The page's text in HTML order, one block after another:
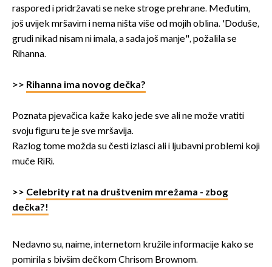
raspored i pridržavati se neke stroge prehrane. Međutim,
još uvijek mršavim i nema ništa više od mojih oblina. 'Doduše,
grudi nikad nisam ni imala, a sada još manje", požalila se
Rihanna.
>> Rihanna ima novog dečka?
Poznata pjevačica kaže kako jede sve ali ne može vratiti
svoju figuru te je sve mršavija.
Razlog tome možda su česti izlasci ali i ljubavni problemi koji
muče RiRi.
>> Celebrity rat na društvenim mrežama - zbog
dečka?!
Nedavno su, naime, internetom kružile informacije kako se
pomirila s bivšim dečkom Chrisom Brownom.